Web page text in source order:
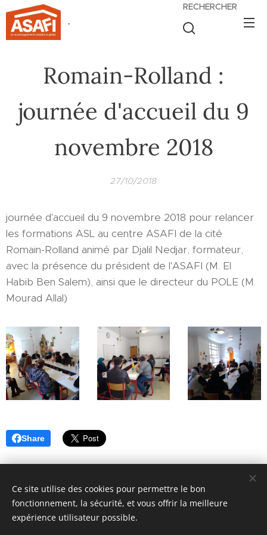
.
RECHERCHER
Romain-Rolland :
journée d'accueil du 9
novembre 2018
27/10/2018
journée d'accueil du 9 novembre 2018 pour relancer
les formations ASL au centre ASAFI de la cité
Romain-Rolland animé par Djalil Nedjar, formateur,
avec la présence du président de l'ASAFI (M. El
Habib Ben Salem), ainsi que le directeur du POLE (M.
Mourad Allal)
Share
© 2018 ASAFI : 12 Place du Caquet, 93200 Saint-Denis. Tous
Ce site utilise des cookies pour permettre le bon
fonctionnement, la sécurité, et vous offrir la meilleure
expérience utilisateur possible.